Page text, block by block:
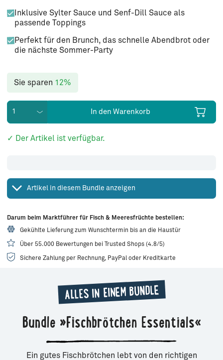
Inklusive Sylter Sauce und Senf-Dill Sauce als
passende Toppings
Perfekt für den Brunch, das schnelle Abendbrot oder
die nächste Sommer-Party
Sie sparen 12%
In den Warenkorb
✓ Der Artikel ist verfügbar.
Artikel in diesem Bundle anzeigen
Darum beim Marktführer für Fisch & Meeresfrüchte bestellen:
Gekühlte Lieferung zum Wunschtermin bis an die Haustür
Über 55.000 Bewertungen bei Trusted Shops (4.8/5)
Sichere Zahlung per Rechnung, PayPal oder Kreditkarte
ALLES IN EINEM BUNDLE
Bundle »Fischbrötchen Essentials«
Ein gutes Fischbrötchen lebt von den richtigen